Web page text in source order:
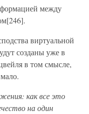
между
виртуальной
созданы уже в
в том смысле,
как все это
на один